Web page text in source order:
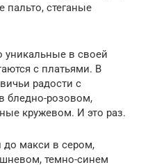
пальто, стеганые
уникальные в своей
с платьями. В
радости с
бледно-розовом,
кружевом. И это раз.
до макси в сером,
темно-синем